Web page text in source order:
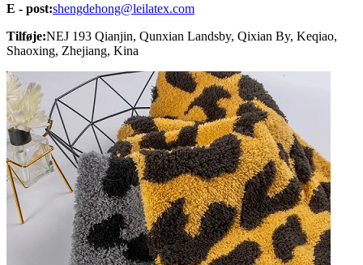
E - post:shengdehong@leilatex.com
Tilføje:NEJ 193 Qianjin, Qunxian Landsby, Qixian By, Keqiao,
Shaoxing, Zhejiang, Kina